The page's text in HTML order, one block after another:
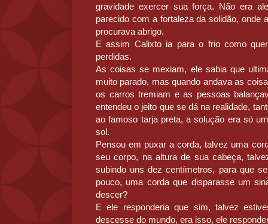
gravidade exercer sua força. Não era
parecido com a fortaleza da solidão, onde
procurava abrigo.
E assim Calixto ia para o frio como
perdidas.
As coisas se mexiam, ele sabia que
muito parado, mas quando andava as
os carros tremiam e as pessoas
entendeu o jeito que se dá na realidade,
ao famoso tarja preta, a solução era só
sol.
Pensou em puxar a corda, talvez uma
seu corpo, na altura de sua cabeça,
subindo uns dez centímetros, para que
pouco, uma corda que disparasse um
descer?
E ele responderia que sim, talvez
descesse do mundo, era isso, ele